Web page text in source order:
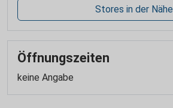
Stores in der Nähe
Öffnungszeiten
keine Angabe